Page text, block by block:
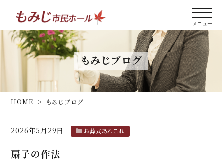
もみじブログ
HOME もみじブログ
2026年5月29日 お葬式あれこれ
扇子の作法